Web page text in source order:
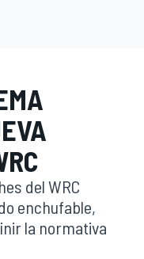
del WRC
enchufable,
la normativa